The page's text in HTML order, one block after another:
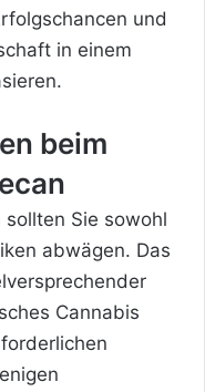
und
in einem
beim
sollten Sie sowohl
abwägen. Das
Cannabis